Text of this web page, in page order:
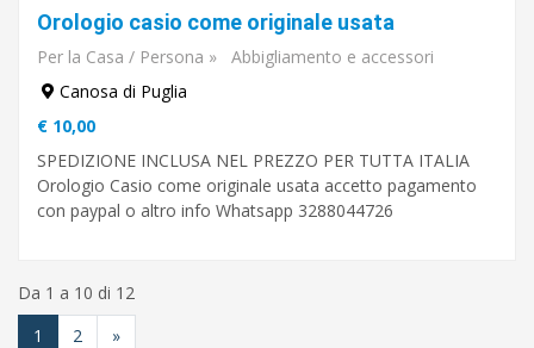
Orologio casio come originale usata
Per la Casa / Persona »
Abbigliamento e accessori
Canosa di Puglia
€ 10,00
SPEDIZIONE INCLUSA NEL PREZZO PER TUTTA ITALIA
Orologio Casio come originale usata accetto pagamento
con paypal o altro info Whatsapp 3288044726
Da 1 a 10 di 12
1
2 »